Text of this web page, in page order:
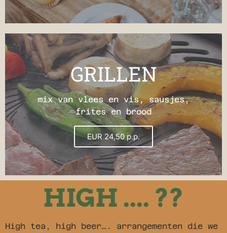
GRILLEN
mix van vlees en vis, sausjes,
frites en brood
EUR 24,50 p.p.
HIGH .... ??
High tea, high beer…. arrangementen die we